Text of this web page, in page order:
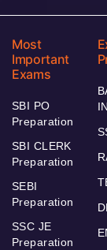
Most
Important
Exams
SBI PO
Preparation
SBI CLERK
Preparation
SEBI
Preparation
SSC JE
Preparation